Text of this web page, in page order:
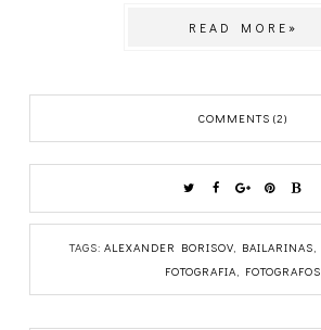
READ MORE»
COMMENTS (2)
TAGS: ALEXANDER BORISOV, BAILARINAS
FOTOGRAFIA
FOTOGRAFOS